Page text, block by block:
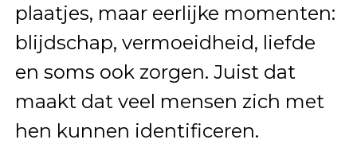
plaatjes, maar eerlijke momenten:
blijdschap, vermoeidheid, liefde
en soms ook zorgen. Juist dat
maakt dat veel mensen zich met
hen kunnen identificeren.